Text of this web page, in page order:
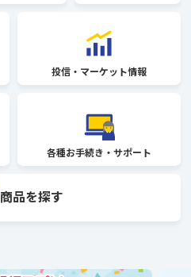
投信・ マーケット情報
各種お手続き・ サポート
商品を探す